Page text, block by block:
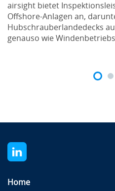
airsight bietet
Offshore-Anlagen an,
Hubschrauberlandedecks
genauso wie
Home